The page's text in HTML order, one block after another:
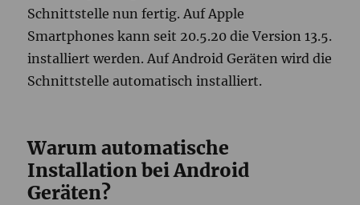
Schnittstelle nun fertig. Auf Apple
Smartphones kann seit 20.5.20 die Version 13.5.
installiert werden. Auf Android Geräten wird die
Schnittstelle automatisch installiert.
Warum automatische
Installation bei Android
Geräten?